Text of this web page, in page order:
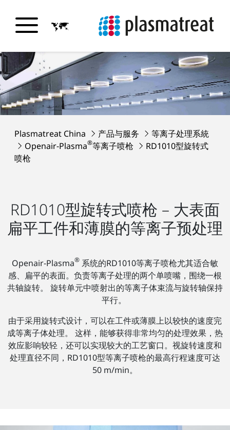
Plasmatreat China 产品与服务
等离子处理系統
Openair-Plasma®等离子喷枪
RD1010型旋转式
喷枪
RD1010型旋转式喷枪 – 大表面
扁平工件和薄膜的等离子预处理
Openair-Plasma® 系统的RD1010等离子喷枪尤其适合敏
感、扁平的表面。负责等离子处理的两个单喷嘴，围绕一根
共轴旋转。 旋转单元中喷射出的等离子体束流与旋转轴保持
平行。
由于采用旋转式设计，可以在工件或薄膜上以较快的速度完
成等离子体处理。 这样，能够获得非常均匀的处理效果，热
效应影响较轻，还可以实现较大的工艺窗口。视旋转速度和
处理直径不同，RD1010型等离子喷枪的最高行程速度可达
50 m/min。